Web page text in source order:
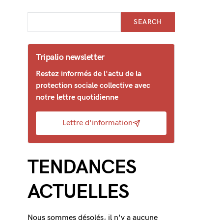
SEARCH
Tripalio newsletter
Restez informés de l'actu de la
protection sociale collective avec
notre lettre quotidienne
Lettre d'information
TENDANCES
ACTUELLES
Nous sommes désolés, il n'y a aucune